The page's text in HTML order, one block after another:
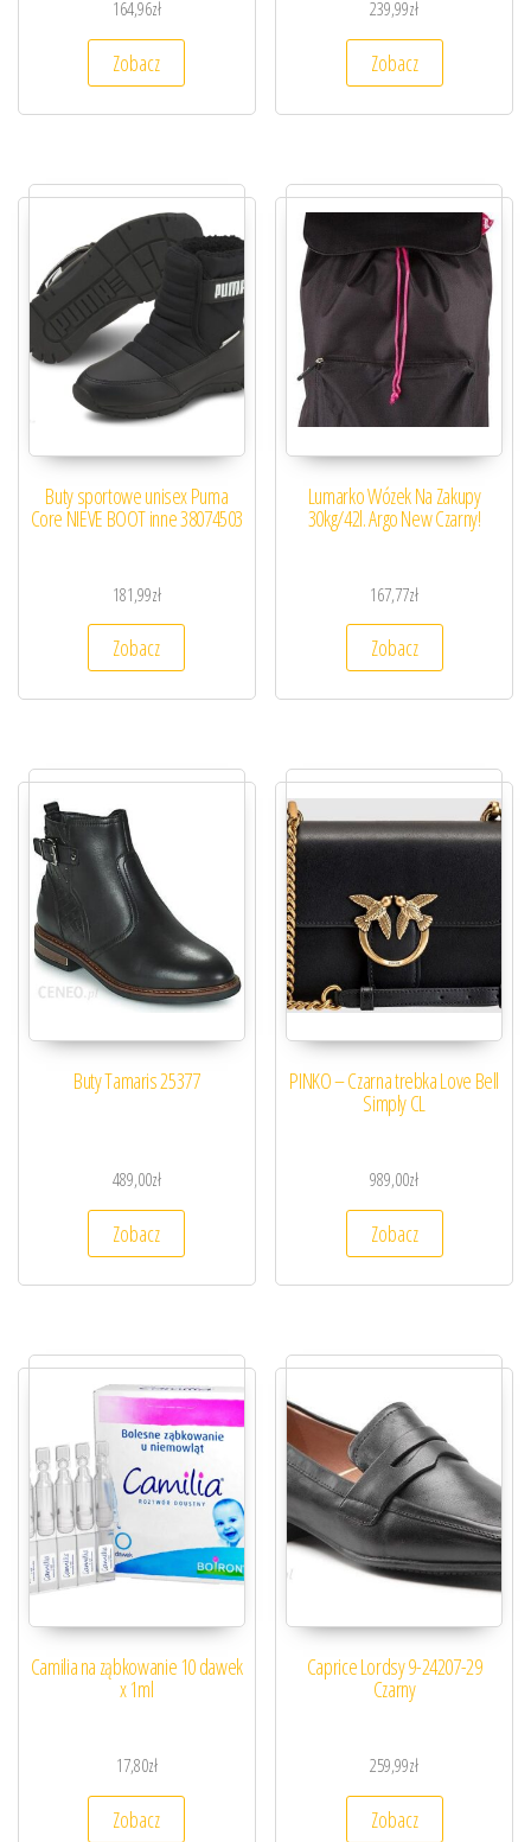
164,96zł
Zobacz
239,99zł
Zobacz
Buty sportowe unisex Puma
Core NIEVE BOOT inne 38074503
181,99zł
Zobacz
Lumarko Wózek Na Zakupy
30kg/42l. Argo New Czarny!
167,77zł
Zobacz
Buty Tamaris 25377
489,00zł
Zobacz
PINKO – Czarna trebka Love Bell
Simply CL
989,00zł
Zobacz
Camilia na ząbkowanie 10 dawek
x 1ml
17,80zł
Zobacz
Caprice Lordsy 9-24207-29
Czarny
259,99zł
Zobacz